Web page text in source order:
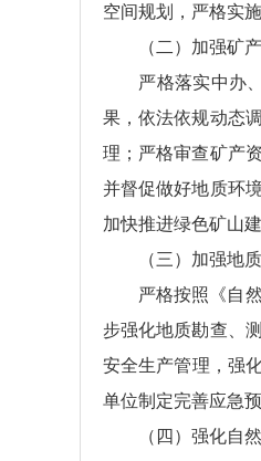
空间规划，严格实
（二）加强矿
严格落实中办、
果，依法依规动态
理；严格审查矿产
并督促做好地质环
加快推进绿色矿山
（三）加强地
严格按照《自
步强化地质勘查、
安全生产管理，强
单位制定完善应急
（四）强化自